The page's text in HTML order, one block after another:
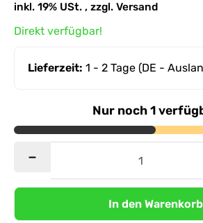
inkl. 19% USt. , zzgl. Versand
Direkt verfügbar!
Lieferzeit:1 - 2 Tage (DE -
Nur noch 1
In den Warenkorb